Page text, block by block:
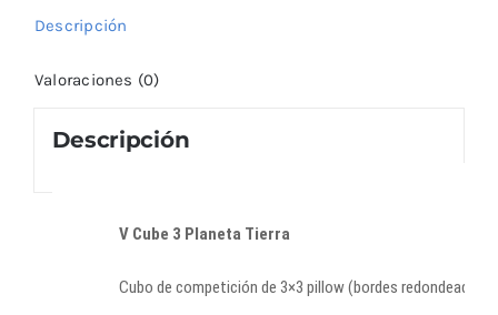
Descripción
Valoraciones (0)
Descripción
V Cube 3 Planeta Tierra
Cubo de competición de 3×3 pillow (bordes